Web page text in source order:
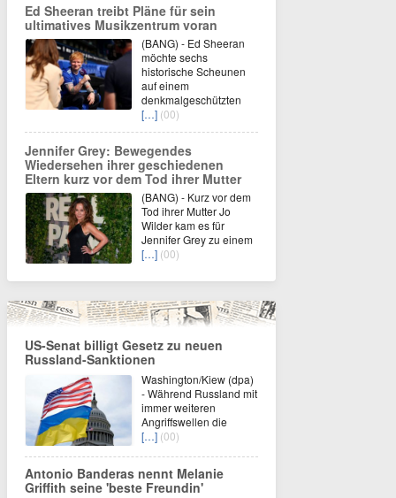
Ed Sheeran treibt Pläne für sein
ultimatives Musikzentrum voran
(BANG) - Ed Sheeran
möchte sechs
historische Scheunen
auf einem
denkmalgeschützten
[…] (00)
Jennifer Grey: Bewegendes
Wiedersehen ihrer geschiedenen
Eltern kurz vor dem Tod ihrer Mutter
(BANG) - Kurz vor dem
Tod ihrer Mutter Jo
Wilder kam es für
Jennifer Grey zu einem
[…] (00)
US-Senat billigt Gesetz zu neuen
Russland-Sanktionen
Washington/Kiew (dpa)
- Während Russland mit
immer weiteren
Angriffswellen die
[…] (00)
Antonio Banderas nennt Melanie
Griffith seine 'beste Freundin'